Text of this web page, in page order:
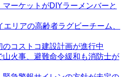
ーケットがDIYラーメンバーと
リアの高齢者ラグビーチーム、
コストコ建設計画が進行中
山火事、避難命令緩和も消防士が